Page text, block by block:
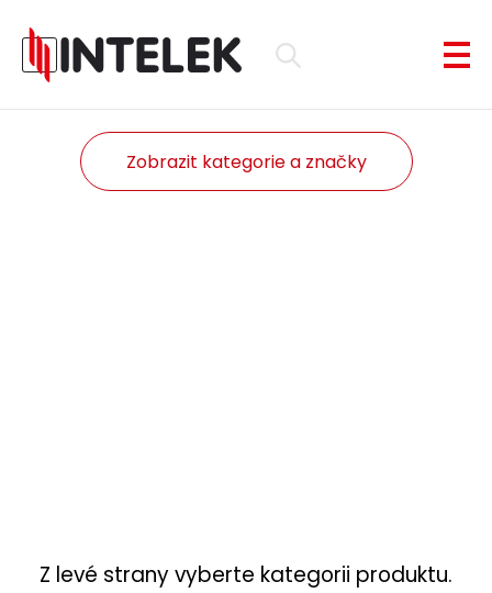
Zobrazit kategorie a značky
Z levé strany vyberte kategorii produktu.